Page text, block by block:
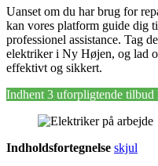
Uanset om du har brug for
kan vores platform guide dig
professionel assistance. Tag
elektriker i Ny Højen, og lad
effektivt og sikkert.
Indhent 3 uforpligtende tilbud
Indholdsfortegnelse skjul